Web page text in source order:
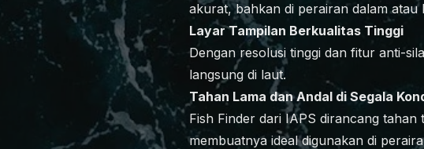
akurat, bahkan di perairan dalam atau
Layar Tampilan Berkualitas Tinggi
Dengan resolusi tinggi dan fitur anti-
langsung di laut.
Tahan Lama dan Andal di Segala
Fish Finder dari IAPS dirancang
membuatnya ideal digunakan di